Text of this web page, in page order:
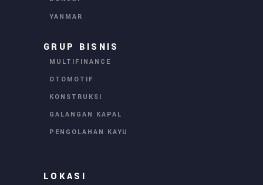
YANMAR
GRUP BISNIS
MULTIFINANCE
OTOMOTIF
KONSTRUKSI
GALANGAN KAPAL
PENGOLAHAN KAYU
LOKASI